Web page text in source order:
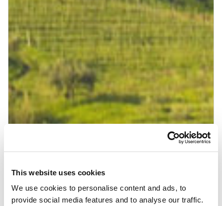
This website uses cookies
We use cookies to personalise content and ads, to
provide social media features and to analyse our traffic.